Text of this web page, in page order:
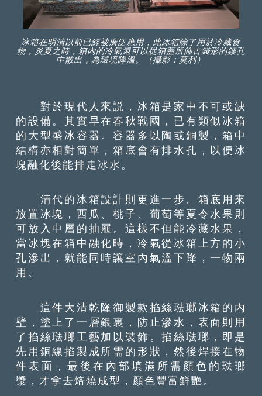
冰箱在明清以前已經被廣泛應用，此冰箱除了用於冷藏食
物，炎夏之時，箱內的冷氣還可以從箱蓋所飾古錢形的鏤孔
中散出，為環境降溫。（攝影：莫利）
對於現代人來説，冰箱是家中不可或缺
的設備。其實早在春秋戰國，已有類似冰箱
的大型盛冰容器。容器多以陶或銅製，箱中
結構亦相對簡單，箱底會有排水孔，以便冰
塊融化後能排走冰水。
清代的冰箱設計則更進一步。箱底用來
放置冰塊，西瓜、桃子、葡萄等夏令水果則
可放入中層的抽屜。這樣不但能冷藏水果，
當冰塊在箱中融化時，冷氣從冰箱上方的小
孔滲出，就能同時讓室內氣溫下降，一物兩
用。
這件大清乾隆御製款掐絲琺瑯冰箱的內
壁，塗上了一層銀裏，防止滲水，表面則用
了掐絲琺瑯工藝加以裝飾。掐絲琺瑯，即是
先用銅線掐製成所需的形狀，然後焊接在物
件表面，最後在內部填滿所需顏色的琺瑯
漿，才拿去焙燒成型，顏色豐富鮮艷。